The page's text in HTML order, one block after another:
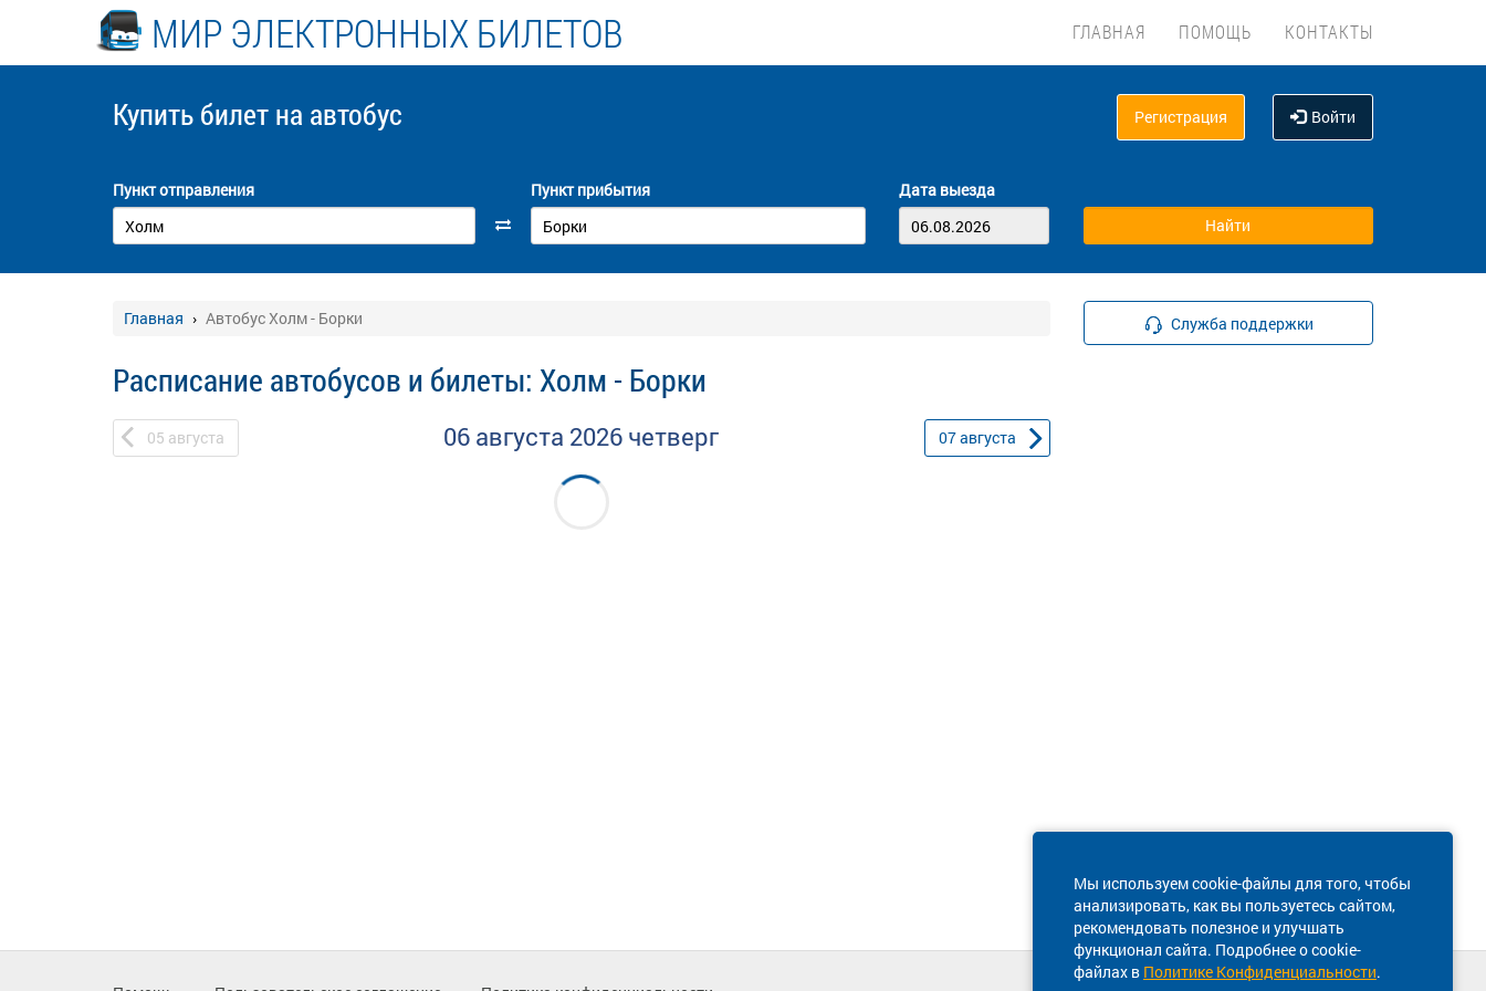
МИР ЭЛЕКТРОННЫХ БИЛЕТОВ ГЛАВНАЯ ПОМОЩЬ КОНТАКТЫ
Купить билет на автобус Регистрация Войти
Пункт отправления Пункт прибытия Дата выезда
Главная Автобус Холм - Борки
Расписание автобусов и билеты: Холм - Борки
05 августа 06 августа 2026 четверг 07августа
Служба поддержки
Мы используем cookie-файлы для того, чтобы
анализировать, как вы пользуетесь сайтом,
рекомендовать полезное и улучшать
функционал сайта. Подробнее о cookie-
файлах в Политике Конфиденциальности.